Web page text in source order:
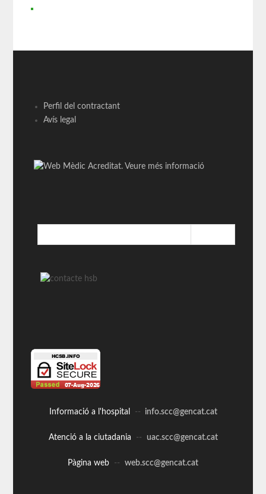
Perfil del contractant
Avís legal
Informació a l'hospital -- info.scc@gencat.cat
Atenció a la ciutadania -- uac.scc@gencat.cat
Pàgina web -- web.scc@gencat.cat